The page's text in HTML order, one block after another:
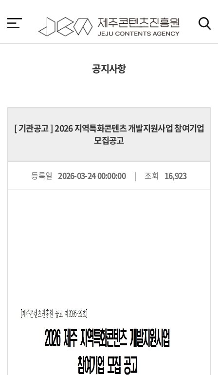
바
가
공지사항
[기관공고] 2026 지역특화콘텐츠 개발지원사업 참여기업
모집공고
등록일 2026-03-24 00:00:00 조회 16,923